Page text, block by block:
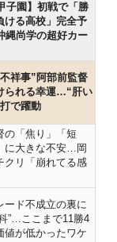
子園】初戦で「勝
ける高校」完全予
縄尚学の超好カー
祥事”阿部前監督
られる幸運…“肝い
で躍動
の「焦り」「短
に大きな不安…岡
クリ「崩れてる感
ード不成立の裏に
”…ここまで11勝4
値が低かったワケ